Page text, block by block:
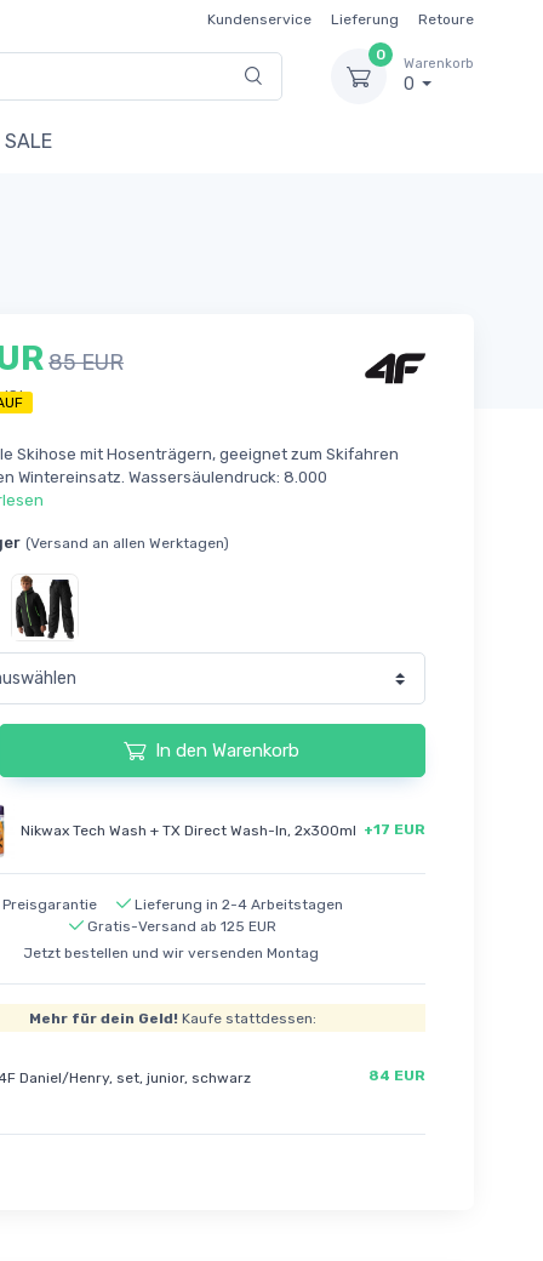
Kundenservice Lieferung Retoure
0
Warenkorb
0
SALE
85 EUR
Skihose mit Hosenträgern, geeignet zum Skifahren
Wintereinsatz. Wassersäulendruck: 8.000
(Versand an allen Werktagen)
In den Warenkorb
Nikwax Tech Wash + TX Direct Wash-In, 2x300ml +17 EUR
Preisgarantie
Lieferung in 2-4 Arbeitstagen
Gratis-Versand ab 125 EUR
Jetzt bestellen und wir versenden Montag
Mehr für dein Geld! Kaufe stattdessen:
Daniel/Henry, set, junior, schwarz 84 EUR